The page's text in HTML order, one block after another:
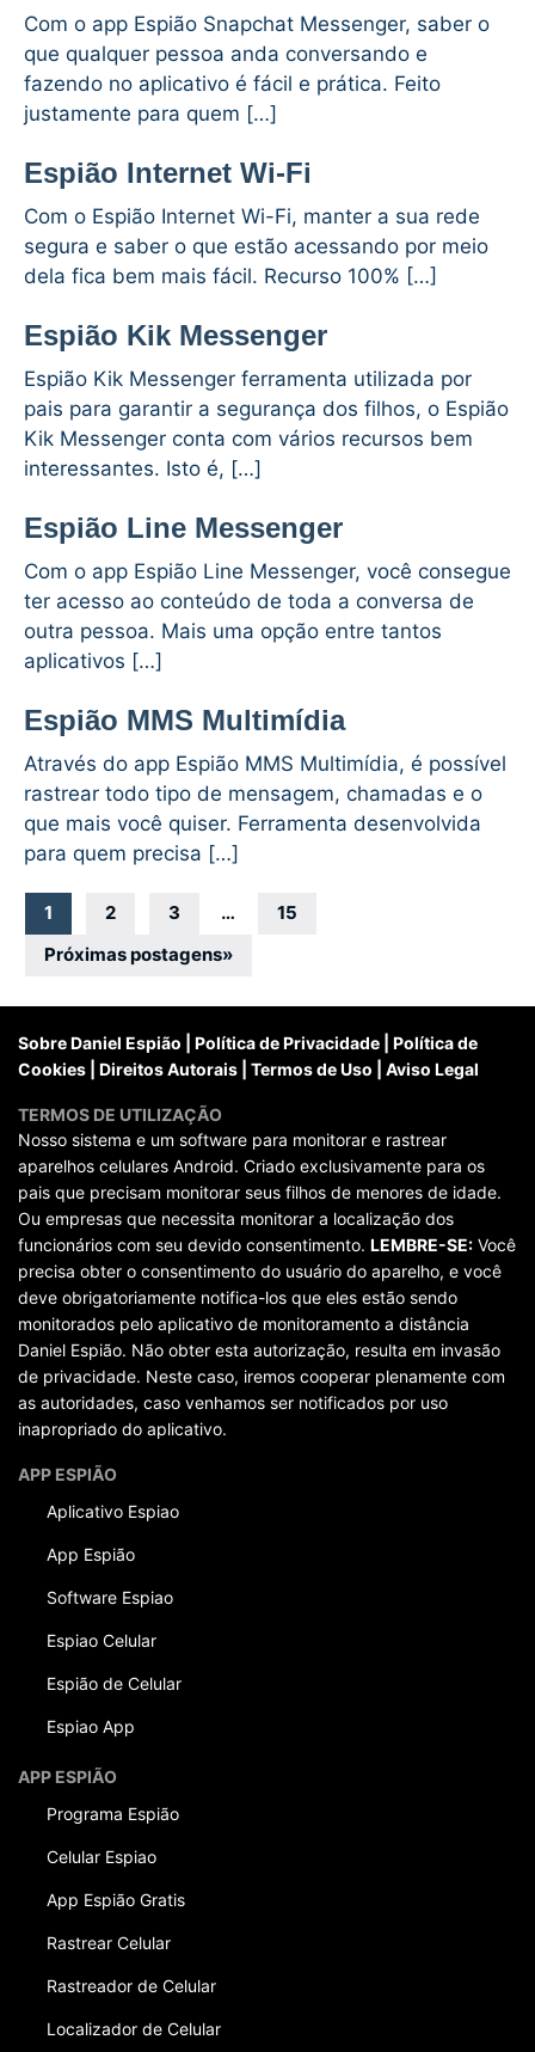
Com o app Espião Snapchat Messenger, saber o
que qualquer pessoa anda conversando e
fazendo no aplicativo é fácil e prática. Feito
justamente para quem […]
Espião Internet Wi-Fi
Com o Espião Internet Wi-Fi, manter a sua rede
segura e saber o que estão acessando por meio
dela fica bem mais fácil. Recurso 100% […]
Espião Kik Messenger
Espião Kik Messenger ferramenta utilizada por
pais para garantir a segurança dos filhos, o Espião
Kik Messenger conta com vários recursos bem
interessantes. Isto é, […]
Espião Line Messenger
Com o app Espião Line Messenger, você consegue
ter acesso ao conteúdo de toda a conversa de
outra pessoa. Mais uma opção entre tantos
aplicativos […]
Espião MMS Multimídia
Através do app Espião MMS Multimídia, é possível
rastrear todo tipo de mensagem, chamadas e o
que mais você quiser. Ferramenta desenvolvida
para quem precisa […]
Navegação
por
posts
1 2 3 …
15
Próximas postagens»
Sobre Daniel Espião Política de Privacidade
Política de
Cookies
Direitos Autorais Termos de Uso Aviso Legal
TERMOS DE UTILIZAÇÃO
Nosso sistema e um software para monitorar e rastrear
aparelhos celulares Android. Criado exclusivamente para os
pais que precisam monitorar seus filhos de menores de idade.
Ou empresas que necessita monitorar a localização dos
funcionários com seu devido consentimento. LEMBRE-SE: Você
precisa obter o consentimento do usuário do aparelho, e você
deve obrigatoriamente notifica-los que eles estão sendo
monitorados pelo aplicativo de monitoramento a distância
Daniel Espião. Não obter esta autorização, resulta em invasão
de privacidade. Neste caso, iremos cooperar plenamente com
as autoridades, caso venhamos ser notificados por uso
inapropriado do aplicativo.
APP ESPIÃO
Aplicativo Espiao
App Espião
Software Espiao
Espiao Celular
Espião de Celular
Espiao App
APP ESPIÃO
Programa Espião
Celular Espiao
App Espião Gratis
Rastrear Celular
Rastreador de Celular
Localizador de Celular